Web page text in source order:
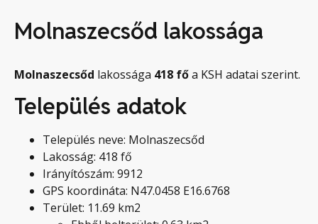
Molnaszecsőd lakossága
Molnaszecsőd lakossága 418 főa KSH adatai szerint.
Település adatok
Település neve: Molnaszecsőd
Lakosság: 418 fő
Irányítószám: 9912
GPS koordináta: N47.0458 E16.6768
Terület: 11.69 km2